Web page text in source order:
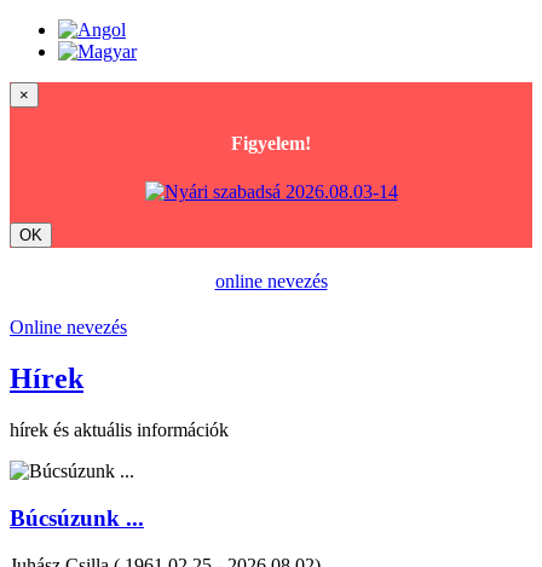
×
Figyelem!
OK
online nevezés
Online nevezés
Hírek
hírek és aktuális információk
Búcsúzunk ...